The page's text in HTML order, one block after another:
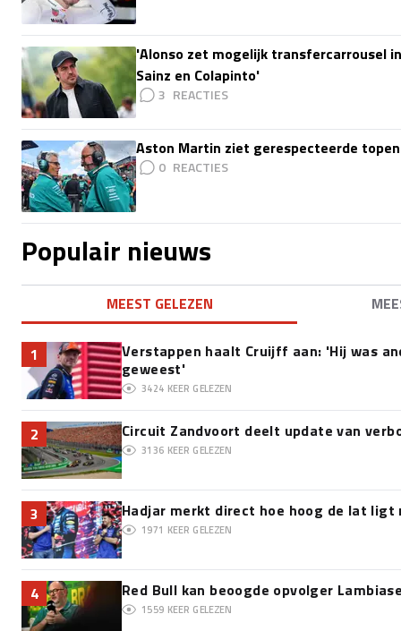
'Alonso zet mogelijk transfercarrousel
Sainz en Colapinto'
3
Aston Martin ziet gerespecteerde
0
Populair nieuws
MEEST GELEZEN
1
Verstappen haalt Cruijff aan: 'Hij was
geweest'
3424 KEER GELEZEN
2 Circuit Zandvoort deelt update van
3136 KEER GELEZEN
3 Hadjar merkt direct hoe hoog de lat ligt
1971 KEER GELEZEN
4 Red Bull kan beoogde opvolger
1559 KEER GELEZEN